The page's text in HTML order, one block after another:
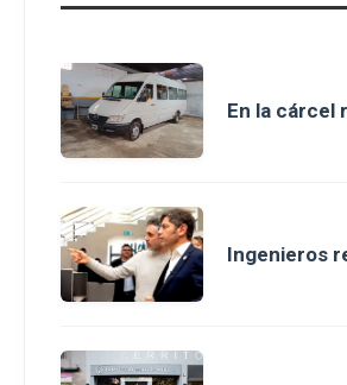
En la cárcel
Ingenieros